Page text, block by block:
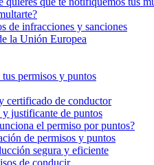
de infracciones y sanciones
la Unión Europea
permisos y puntos
certificado de conductor
y justificante de puntos
el permiso por puntos?
de permisos y puntos
segura y eficiente